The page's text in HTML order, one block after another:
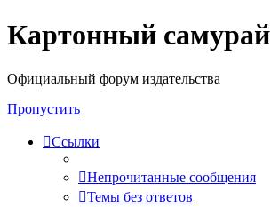
Регистрация
Картонный самурай
Официальный форум издательства
Пропустить
Ссылки
Непрочитанные сообщения
Темы без ответов